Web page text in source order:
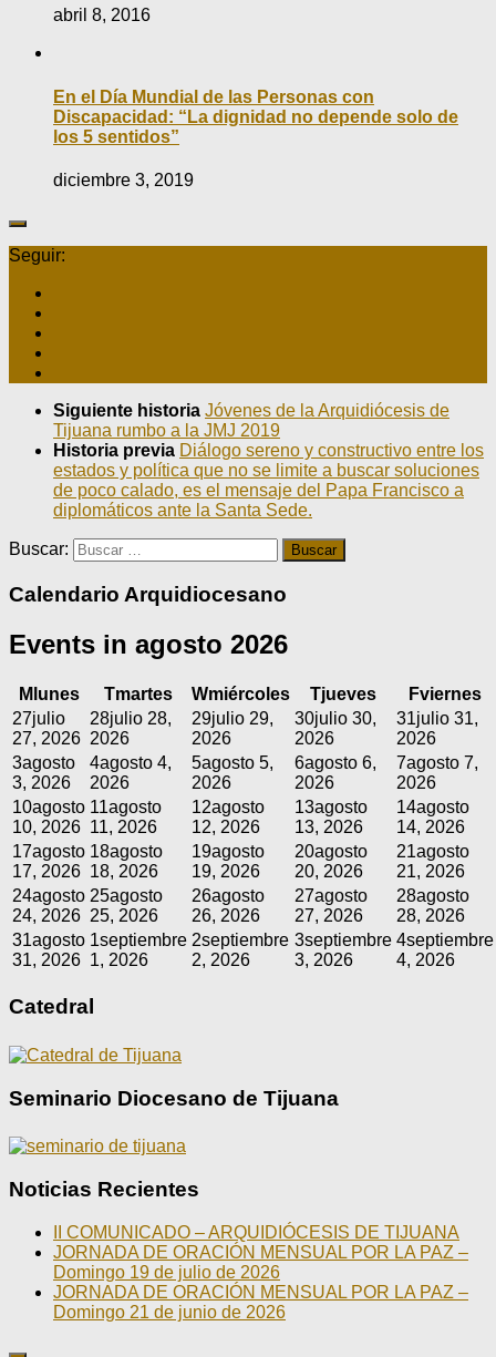
abril 8, 2016
En el Día Mundial de las Personas con
Discapacidad: “La dignidad no depende solo de
los 5 sentidos”
diciembre 3, 2019
Seguir:
Siguiente historia Jóvenes de la Arquidiócesis de
Tijuana rumbo a la JMJ 2019
Historia previa Diálogo sereno y constructivo entre los
estados y política que no se limite a buscar soluciones
de poco calado, es el mensaje del Papa Francisco a
diplomáticos ante la Santa Sede.
Buscar:
Calendario Arquidiocesano
Events in agosto 2026
M lunes Tmartes Wmiércoles Tjueves Fviernes
27julio
27, 2026
28julio 28,
2026
29julio 29,
2026
30julio 30,
2026
31julio 31,
2026
3agosto
3, 2026
4agosto 4,
2026
5agosto 5,
2026
6agosto 6,
2026
7agosto 7,
2026
10agosto
10, 2026
11agosto
11, 2026
12agosto
12, 2026
13agosto
13, 2026
14agosto
14, 2026
17agosto
17, 2026
18agosto
18, 2026
19agosto
19, 2026
20agosto
20, 2026
21agosto
21, 2026
24agosto
24, 2026
25agosto
25, 2026
26agosto
26, 2026
27agosto
27, 2026
28agosto
28, 2026
31agosto
31, 2026
1septiembre
1, 2026
2septiembre
2, 2026
3septiembre
3, 2026
4septiembre
4, 2026
Catedral
Seminario Diocesano de Tijuana
Noticias Recientes
II COMUNICADO – ARQUIDIÓCESIS DE TIJUANA
JORNADA DE ORACIÓN MENSUAL POR LA PAZ –
Domingo 19 de julio de 2026
JORNADA DE ORACIÓN MENSUAL POR LA PAZ –
Domingo 21 de junio de 2026